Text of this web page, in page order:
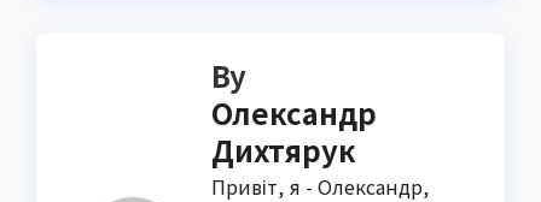
By
Олександр
Дихтярук
Привіт, я - Олександр,